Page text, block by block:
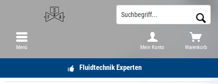
Fluidtechnik Experten
Warenkorb
Mein Konto
Menü